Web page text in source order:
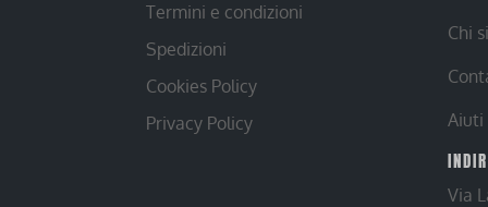
Termini e condizioni
Spedizioni
Cookies Policy
Privacy Policy
Chi
Aiuti
Via